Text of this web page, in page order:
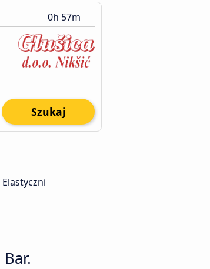
0h 57m
Szukaj
Elastyczni